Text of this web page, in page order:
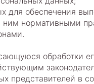
для обеспечения
ним нормативными
обработки
представителей в